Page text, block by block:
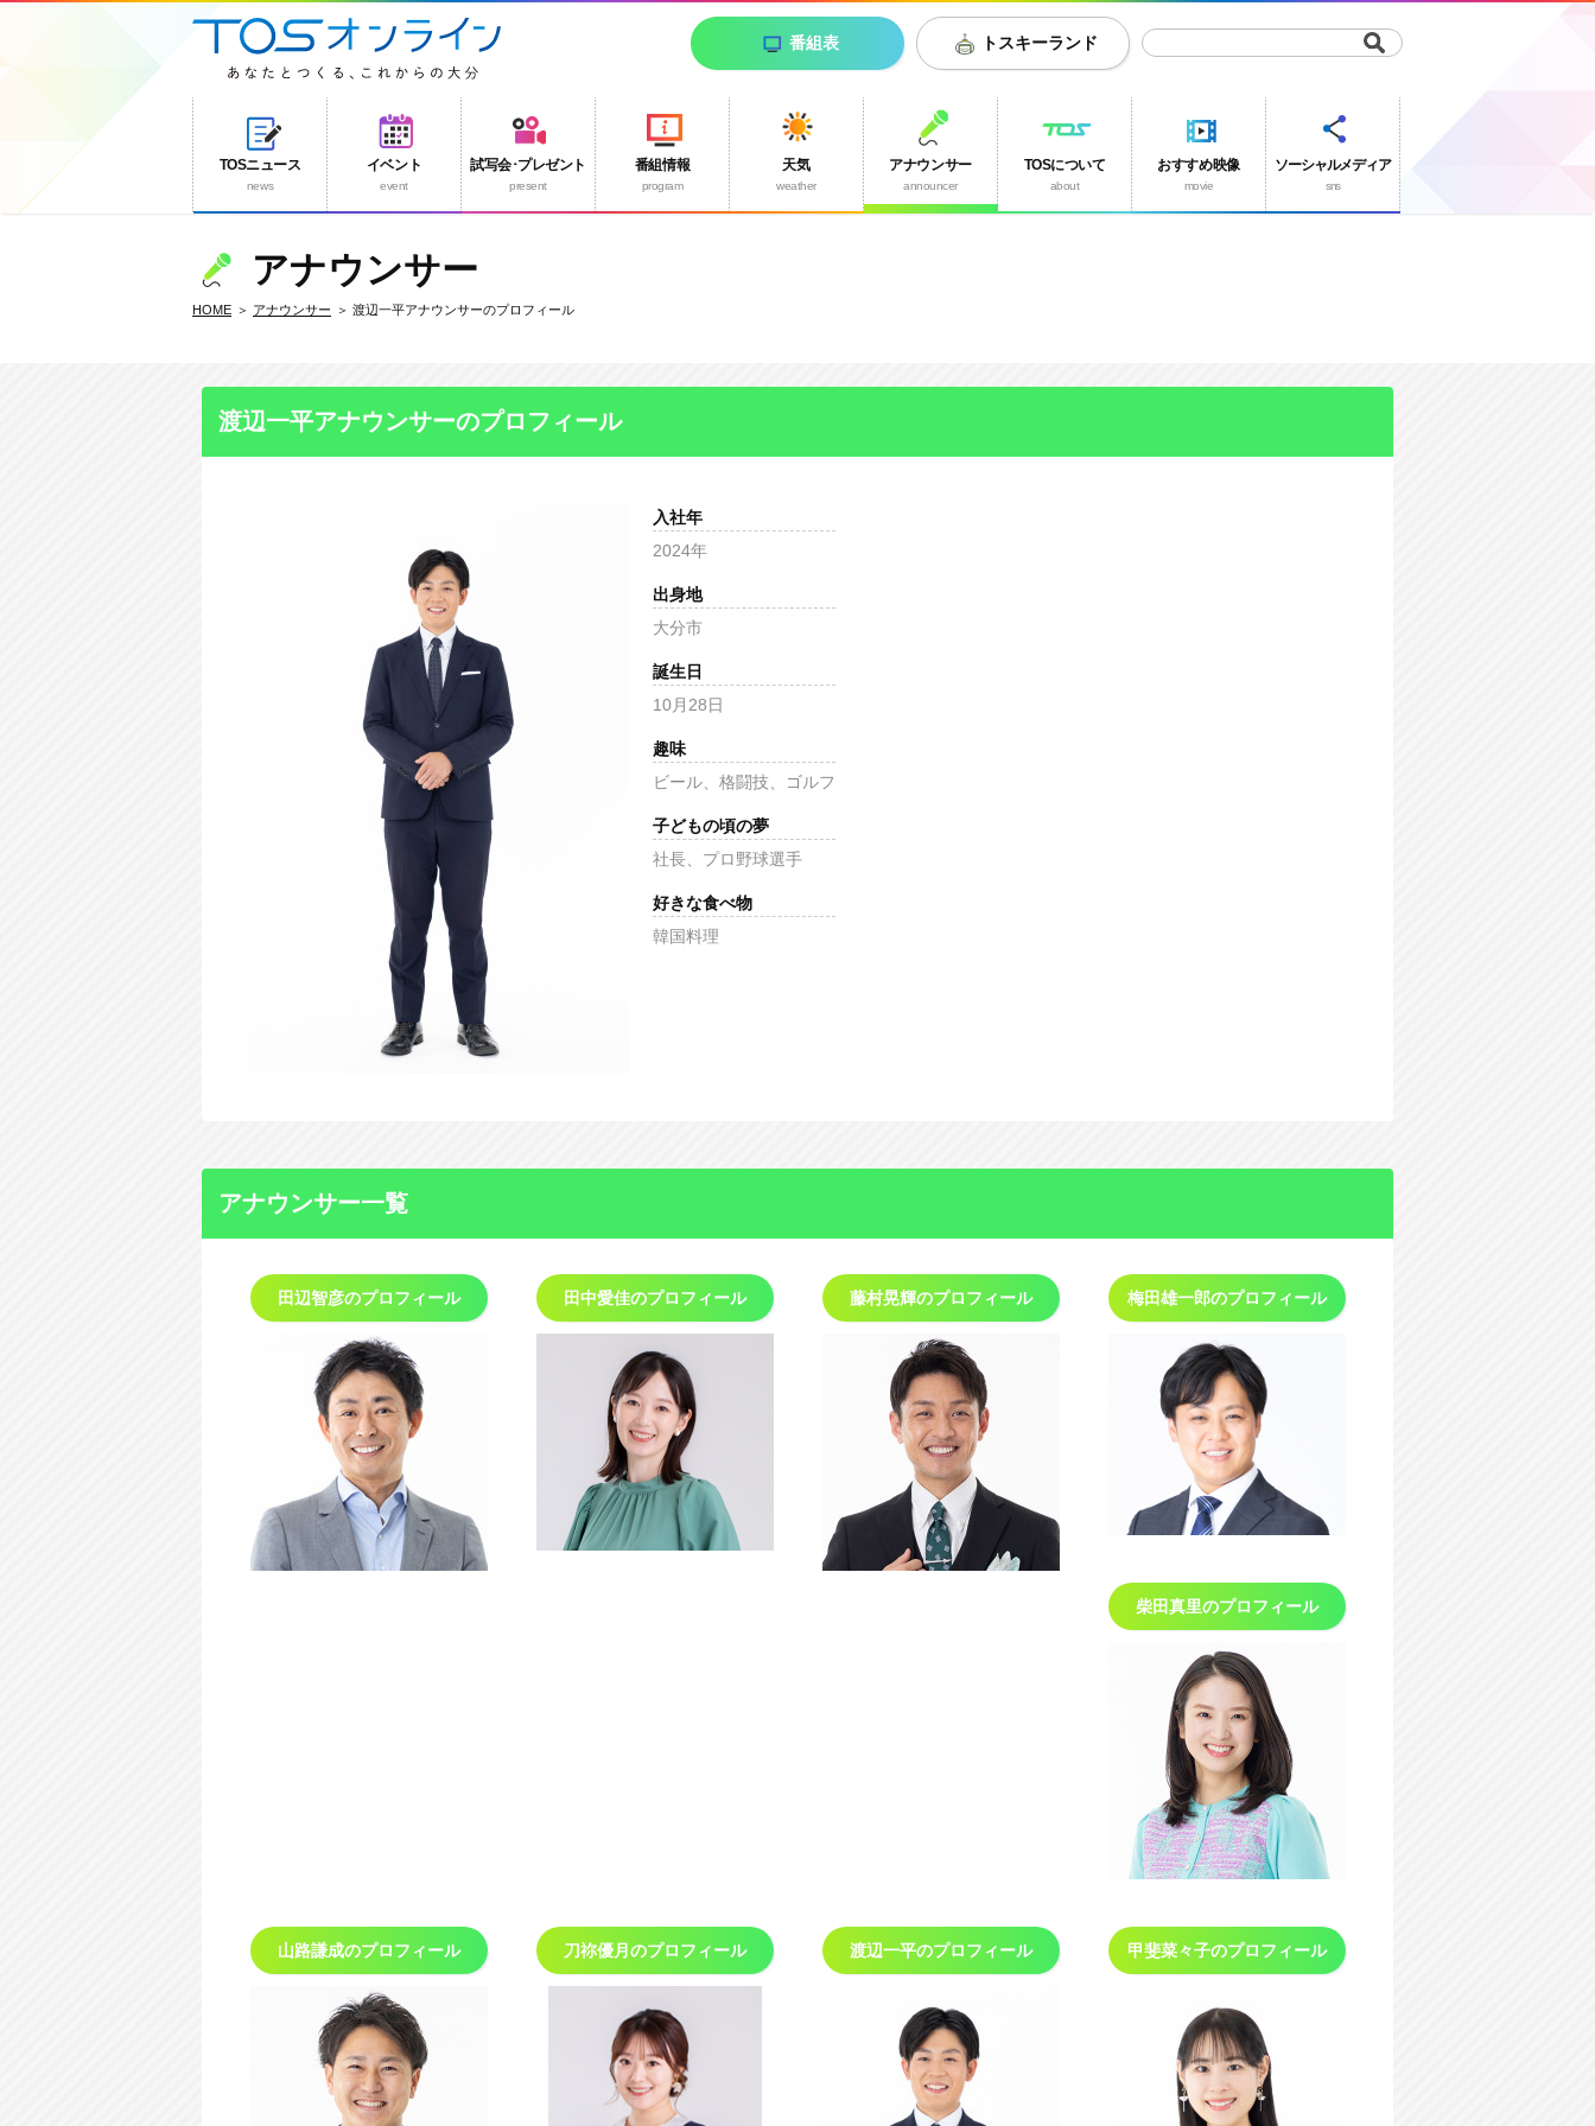
トスキーランド
番組表
TOSニュース
news
イベント
event
試写会･プレゼント
present
番組情報
program
天気
weather
アナウンサー
announcer
TOSについて
about
おすすめ映像
movie
ソーシャルメディア
sns
アナウンサー
HOME アナウンサー 渡辺一平アナウンサーのプロフィール
渡辺一平アナウンサーのプロフィール
入社年
2024年
出身地
大分市
誕生日
10月28日
趣味
ビール、格闘技、ゴルフ
子どもの頃の夢
社長、プロ野球選手
好きな食べ物
韓国料理
アナウンサー一覧
田辺智彦のプロフィール 田中愛佳のプロフィール 藤村晃輝のプロフィール 梅田雄一郎のプロフィール
柴田真里のプロフィール
山路謙成のプロフィール 刀祢優月のプロフィール 渡辺一平のプロフィール 甲斐菜々子のプロフィール